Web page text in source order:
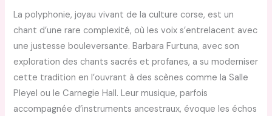
La polyphonie, joyau vivant de la culture corse, est un
chant d’une rare complexité, où les voix s’entrelacent avec
une justesse bouleversante. Barbara Furtuna, avec son
exploration des chants sacrés et profanes, a su moderniser
cette tradition en l’ouvrant à des scènes comme la Salle
Pleyel ou le Carnegie Hall. Leur musique, parfois
accompagnée d’instruments ancestraux, évoque les échos